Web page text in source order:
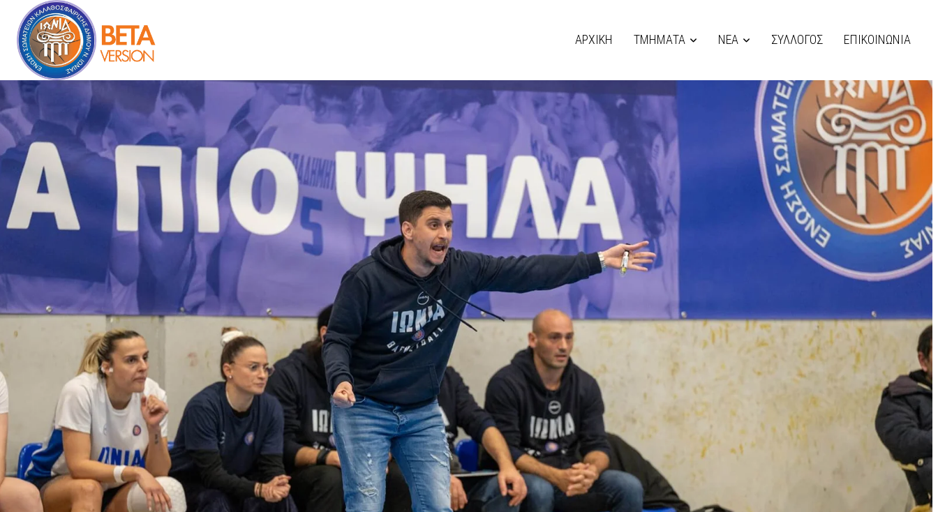
ΑΡΧΙΚΗ ΤΜΗΜΑΤΑ ΝΕΑ ΣΥΛΛΟΓΟΣ ΕΠΙΚΟΙΝΩΝΙΑ